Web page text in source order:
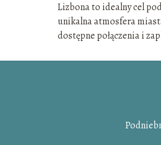
Lizbona to idealny cel
unikalna atmosfera
dostępne połączenia i